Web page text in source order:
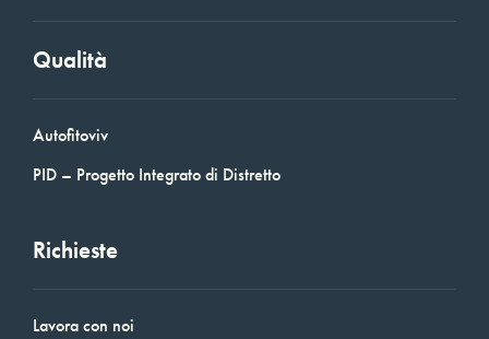
Qualità
Autofitoviv
PID – Progetto Integrato di Distretto
Richieste
Lavora con noi